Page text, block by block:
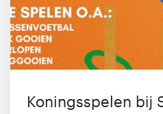
Koningsspelen bij